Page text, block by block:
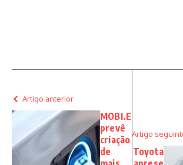
Artigo anterior
MOBI.E
prevê
criação
de
Artigo
Toyota